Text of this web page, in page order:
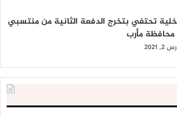
تحتفي بتخرج الدفعة الثانية من منتسبي
محافظة مأرب
2021